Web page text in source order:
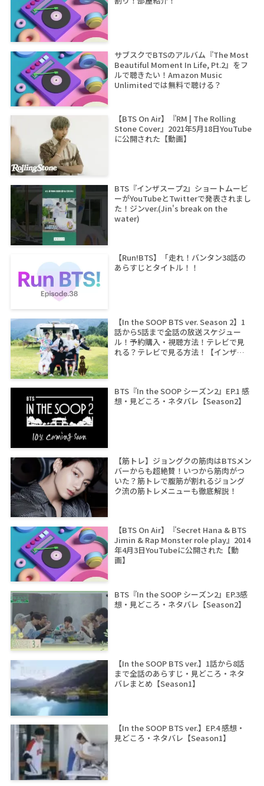
サブスクでBTSのアルバム『The Most
Beautiful Moment In Life, Pt.2』をフ
ルで聴きたい！Amazon Music
Unlimitedでは無料で聴ける？
【BTS On Air】『RM | The Rolling
Stone Cover』2021年5月18日YouTube
に公開された【動画】
BTS『インザスープ2』ショートムービ
ーがYouTubeとTwitterで発表されまし
た！ジンver.(Jin's break on the
water)
【Run!BTS】「走れ！バンタン38話の
あらすじとタイトル！！
【In the SOOP BTS ver. Season 2】1
話から5話まで全話の放送スケジュー
ル！予約購入・視聴方法！テレビで見
れる？テレビで見る方法！【インザス
BTS『In the SOOP シーズン2』EP.1 感
想・見どころ・ネタバレ【Season2】
【筋トレ】ジョングクの筋肉はBTSメン
バーからも超絶賛！いつから筋肉がつ
いた？筋トレで腹筋が割れるジョング
ク流の筋トレメニューも徹底解説！
【BTS On Air】『Secret Hana & BTS
Jimin & Rap Monster role play』2014
年4月3日YouTubeに公開された【動
画】
BTS『In the SOOP シーズン2』EP.3感
想・見どころ・ネタバレ【Season2】
【In the SOOP BTS ver.】1話から8話
まで全話のあらすじ・見どころ・ネタ
バレまとめ【Season1】
【In the SOOP BTS ver.】EP.4 感想・
見どころ・ネタバレ【Season1】